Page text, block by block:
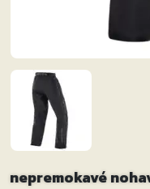
nepremokavé